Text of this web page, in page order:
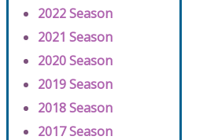
2022 Season
2021 Season
2020 Season
2019 Season
2018 Season
2017 Season